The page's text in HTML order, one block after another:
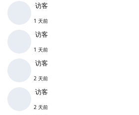
访客
1 天前
访客
1 天前
访客
2 天前
访客
2 天前